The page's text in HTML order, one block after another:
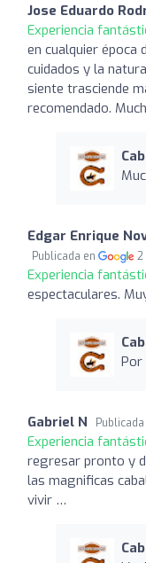
Jose Eduardo
Experiencia
en cualquier época
cuidados y la
siente trasciende
recomendado.
Edgar Enrique
Publicada en 2
Experiencia
espectaculares.
Por
Gabriel N
Experiencia
regresar pronto y
las magnificas
vivir …